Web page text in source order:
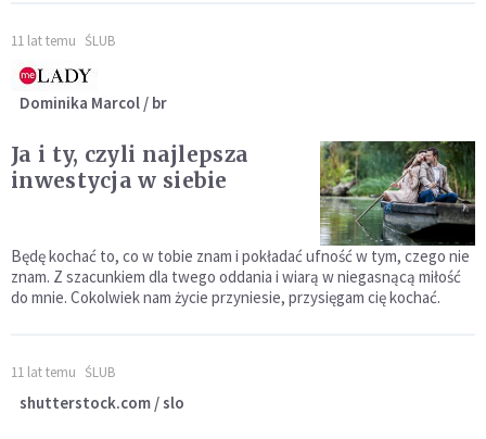
11 lat temu ŚLUB
Dominika Marcol / br
Ja i ty, czyli najlepsza
inwestycja w siebie
Będę kochać to, co w tobie znam i pokładać ufność w tym, czego nie
znam. Z szacunkiem dla twego oddania i wiarą w niegasnącą miłość
do mnie. Cokolwiek nam życie przyniesie, przysięgam cię kochać.
11 lat temu ŚLUB
shutterstock.com / slo